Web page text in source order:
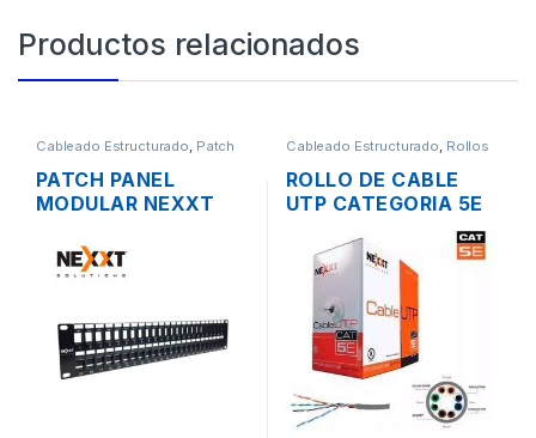
Productos relacionados
Cableado Estructurado, Patch
PATCH PANEL
MODULAR NEXXT
DE 48 PUERTOS
RACK DE 19″
Cableado Estructurado, Rollos
ROLLO DE CABLE
UTP CATEGORIA 5E
NEXXT 305 MTS.